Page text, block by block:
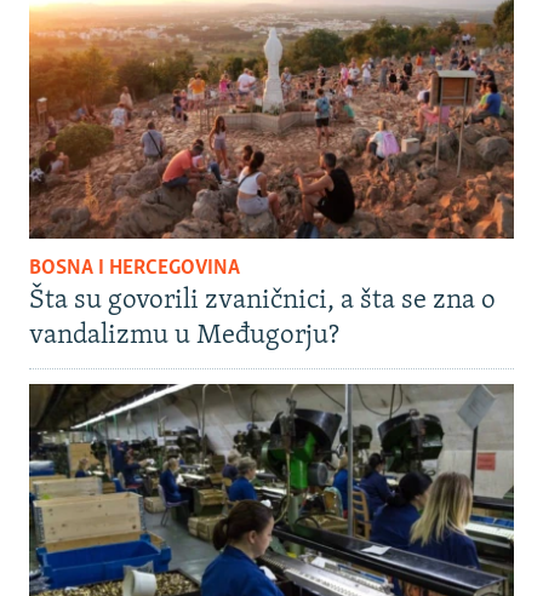
BOSNA I HERCEGOVINA
Šta su govorili zvaničnici, a šta se zna o
vandalizmu u Međugorju?